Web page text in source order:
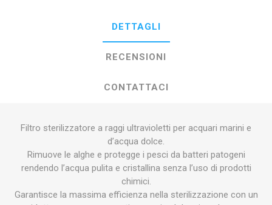
DETTAGLI
RECENSIONI
CONTATTACI
Filtro sterilizzatore a raggi ultravioletti per acquari marini e
d’acqua dolce.
Rimuove le alghe e protegge i pesci da batteri patogeni
rendendo l’acqua pulita e cristallina senza l’uso di prodotti
chimici.
Garantisce la massima efficienza nella sterilizzazione con un